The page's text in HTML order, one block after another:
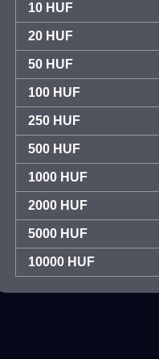
10 HUF
20 HUF
50 HUF
100 HUF
250 HUF
500 HUF
1000 HUF
2000 HUF
5000 HUF
10000 HUF